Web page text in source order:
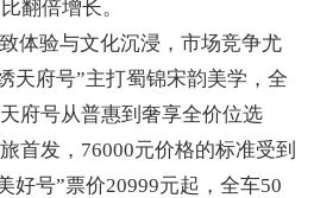
翻倍增长。
验与文化沉浸，市场竞争尤
天府号”主打蜀锦宋韵美学，全
府号从普惠到奢享全价位选
首发，76000元价格的标准受到
好号”票价20999元起，全车50